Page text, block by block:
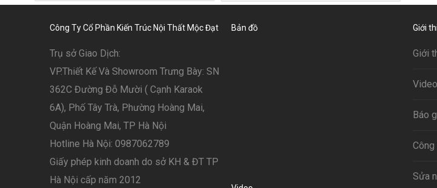
Công Ty Cổ Phần Kiến Trúc Nội Thất Mộc Đạt
Trụ sở Giao Dịch:
VP.Thiết Kế Và Showroom Trưng Bày: SN
362C Đường Đỗ Mười ( Cạnh Karaok
6A), Phố Tây Trà, Phường Hoàng Mai,
Quận Hoàng Mai, TP Hà Nội
Hotline Hà Nội: 0987062789
Giấy phép kinh doanh do sở KH & ĐT TP
Hà Nội cấp năm 2012
Bản đồ Giới
Giới
Video
Báo
Công
Sửa